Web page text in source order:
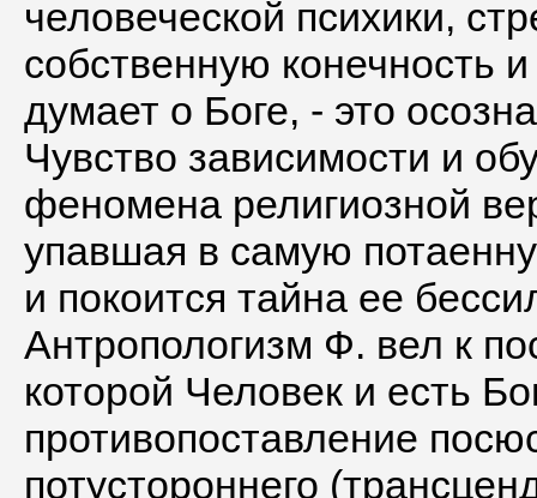
человеческой психики,
собственную конечность
думает о Боге, - это
Чувство зависимости и
феномена религиозной
упавшая в самую
и покоится тайна ее
Антропологизм Ф. вел к
которой Человек и есть
противопоставление
потустороннего